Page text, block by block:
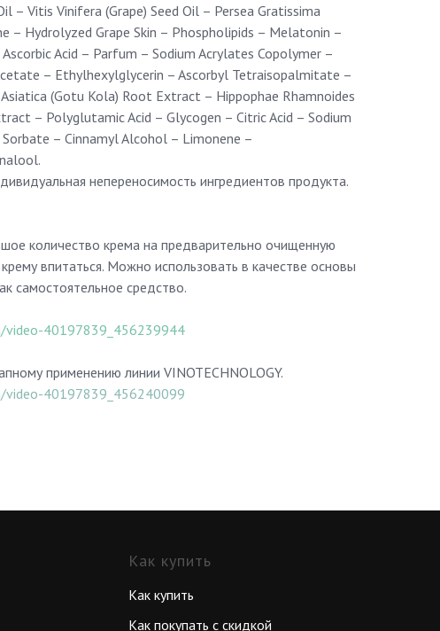
– Vitis Vinifera (Grape) Seed Oil – Persea Gratissima
– Hydrolyzed Grape Skin – Phospholipids – Melatonin –
Acid – Parfum – Sodium Acrylates Copolymer –
– Ethylhexylglycerin – Ascorbyl Tetraisopalmitate –
(Gotu Kola) Root Extract – Hippophae Rhamnoides
– Polyglutamic Acid – Glycogen – Citric Acid – Sodium
– Cinnamyl Alcohol – Limonene –
непереносимость ингредиентов продукта.
количество крема на предварительно очищенную
впитаться. Можно использовать в качестве основы
самостоятельное средство.
40197839_456239944
применению линии VINOTECHNOLOGY.
40197839_456240099
Как купить
Как купить
Как покупать с скидкой